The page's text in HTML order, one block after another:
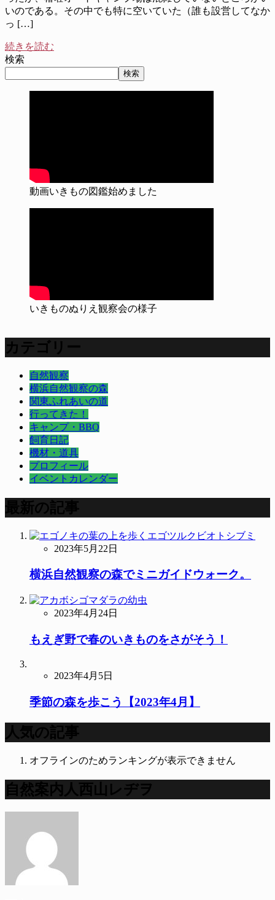
いのである。その中でも特に空いていた（誰も設営してなか
っ […]
続きを読む
検索
検索
動画いきもの図鑑始めました
いきものぬりえ観察会の様子
カテゴリー
自然観察
横浜自然観察の森
関東ふれあいの道
行ってきた！
キャンプ・BBQ
飼育日記
機材・道具
プロフィール
イベントカレンダー
最新の記事
2023年5月22日
横浜自然観察の森でミニガイドウォーク。
2023年4月24日
もえぎ野で春のいきものをさがそう！
2023年4月5日
季節の森を歩こう【2023年4月】
人気の記事
オフラインのためランキングが表示できません
自然案内人西山レヂヲ